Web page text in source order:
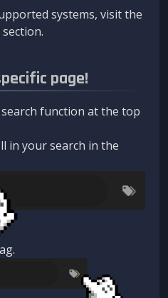
systems, visit the
section.
page!
function at the top
in your search in the